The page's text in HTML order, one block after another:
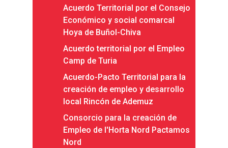
Acuerdo Territorial por el Consejo
Económico y social comarcal
Hoya de Buñol-Chiva
Acuerdo territorial por el Empleo
Camp de Turia
Acuerdo-Pacto Territorial para la
creación de empleo y desarrollo
local Rincón de Ademuz
Consorcio para la creación de
Empleo de l'Horta Nord Pactamos
Nord
Presentación
Misiones
Diagnósticos
Objetivos
Valoración de
Experimentales
Procesos de
Territorial
Publicaciones
2016
2017
2019
Infografías
Infografías 2021
Infografías 2022
Infografías 2023
Pactos por el
LABORA